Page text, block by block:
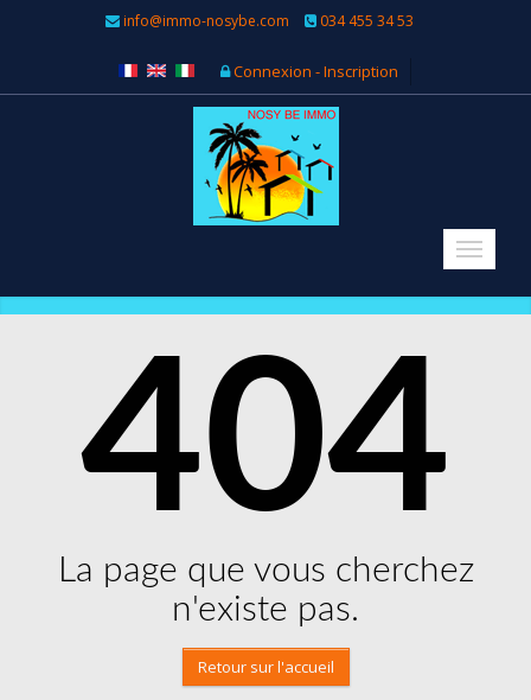
info@immo-nosybe.com 034 455 34 53
Connexion - Inscription
404
La page que vous cherchez
n'existe pas.
Retour sur l'accueil